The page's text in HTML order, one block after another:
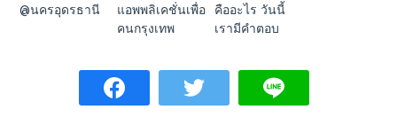
@นครอุดรธานี
แอพพลิเคชั่นเพื่อ
คนกรุงเทพ
คืออะไร วันนี้
เรามีคำตอบ